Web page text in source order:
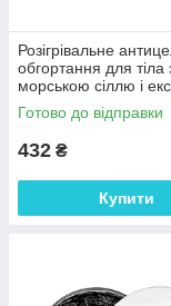
Розігрівальне
обгортання для тіла
морською сіллю і
рожевого перцю
мл
Готово до відправки
432 ₴
Купити